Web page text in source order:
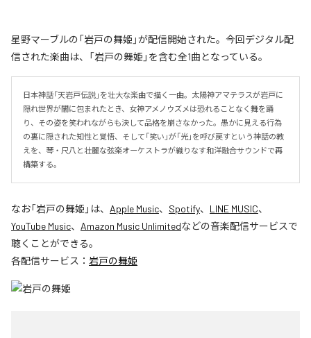
星野マーブルの「岩戸の舞姫」が配信開始された。今回デジタル配
信された楽曲は、「岩戸の舞姫」を含む全1曲となっている。
日本神話「天岩戸伝説」を壮大な楽曲で描く一曲。太陽神アマテラスが岩戸に
隠れ世界が闇に包まれたとき、女神アメノウズメは恐れることなく舞を踊
り、その姿を笑われながらも決して品格を崩さなかった。愚かに見える行為
の裏に隠された知性と覚悟、そして「笑い」が「光」を呼び戻すという神話の教
えを、琴・尺八と壮麗な弦楽オーケストラが織りなす和洋融合サウンドで再
構築する。
なお「岩戸の舞姫 」は、 Apple Music、 Spotify、 LINE MUSIC、
YouTube Music、 Amazon Music Unlimitedなどの音楽配信サービスで
聴くことができる。
各配信サービス： 岩戸の舞姫